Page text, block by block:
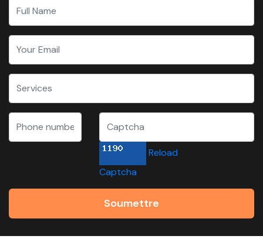
Reload
Captcha
Soumettre